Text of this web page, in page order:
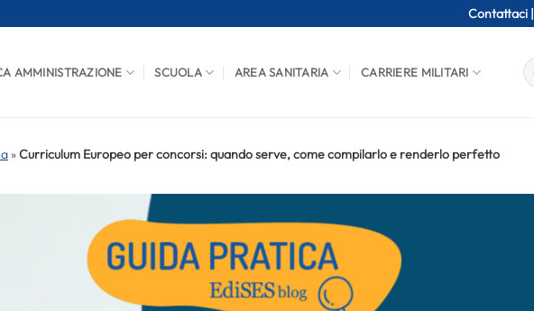
Contattaci |
AMMINISTRAZIONE SCUOLA AREA SANITARIA CARRIERE MILITARI
»Curriculum Europeo per concorsi: quando serve, come compilarlo e renderlo perfetto